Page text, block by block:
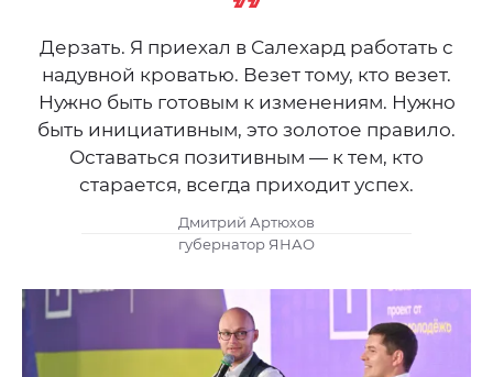
Дерзать. Я приехал в Салехард работать с
надувной кроватью. Везет тому, кто везет.
Нужно быть готовым к изменениям. Нужно
быть инициативным, это золотое правило.
Оставаться позитивным — к тем, кто
старается, всегда приходит успех.
Дмитрий Артюхов
губернатор ЯНАО